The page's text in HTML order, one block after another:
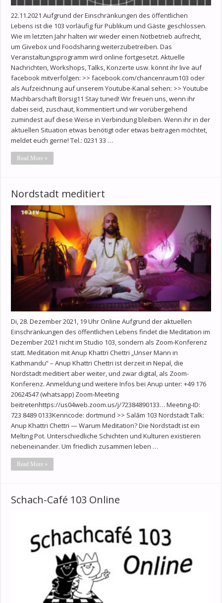
22.11.2021 Aufgrund der Einschränkungen des öffentlichen
Lebens ist die 103 vorläufig für Publikum und Gäste geschlossen.
Wie im letzten Jahr halten wir wieder einen Notbetrieb aufrecht,
um Givebox und Foodsharing weiterzubetreiben. Das
Veranstaltungsprogramm wird online fortgesetzt. Aktuelle
Nachrichten, Workshops, Talks, Konzerte usw. könnt ihr live auf
facebook mitverfolgen: >> facebook.com/chancenraum103 oder
als Aufzeichnung auf unserem Youtube-Kanal sehen: >> Youtube
Machbarschaft Borsig11 Stay tuned! Wir freuen uns, wenn ihr
dabei seid, zuschaut, kommentiert und wir vorübergehend
zumindest auf diese Weise in Verbindung bleiben. Wenn ihr in der
aktuellen Situation etwas benötigt oder etwas beitragen möchtet,
meldet euch gerne! Tel.: 0231 33 …
Read More »
Nordstadt meditiert
Di, 28. Dezember 2021, 19 Uhr Online Aufgrund der aktuellen
Einschränkungen des öffentlichen Lebens findet die Meditation im
Dezember 2021 nicht im Studio 103, sondern als Zoom-Konferenz
statt. Meditation mit Anup Khattri Chettri „Unser Mann in
Kathmandu“ – Anup Khattri Chettri ist derzeit in Nepal, die
Nordstadt meditiert aber weiter, und zwar digital, als Zoom-
Konferenz. Anmeldung und weitere Infos bei Anup unter: +49 176
20624547 (whatsapp) Zoom-Meeting
beitretenhttps://us04web.zoom.us/j/72384890133… Meeting-ID:
723 8489 0133Kenncode: dortmund >> Salām 103 Nordstadt Talk:
Anup Khattri Chettri — Warum Meditation? Die Nordstadt ist ein
Melting Pot. Unterschiedliche Schichten und Kulturen existieren
nebeneinander. Um friedlich zusammen leben …
Read More »
Schach-Café 103 Online